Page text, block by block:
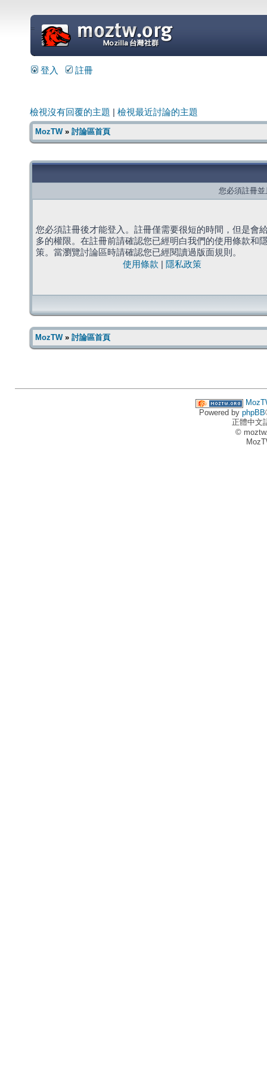
=
登入 註冊
檢視沒有回覆的主題 檢視最近討論的主題
MozTW» 討論區首頁
您必須註冊
您必須註冊後才能登入。註冊僅需要很短的時間，但是會
多的權限。在註冊前請確認您已經明白我們的使用條款和
策。當瀏覽討論區時請確認您已經閱讀過版面規則。
使用條款
隱私政策
MozTW» 討論區首頁
Powered by phpBB
正體中文
©